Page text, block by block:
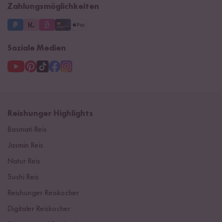
Zahlungsmöglichkeiten
Soziale Medien
Reishunger Highlights
Basmati Reis
Jasmin Reis
Natur Reis
Sushi Reis
Reishunger Reiskocher
Digitaler Reiskocher